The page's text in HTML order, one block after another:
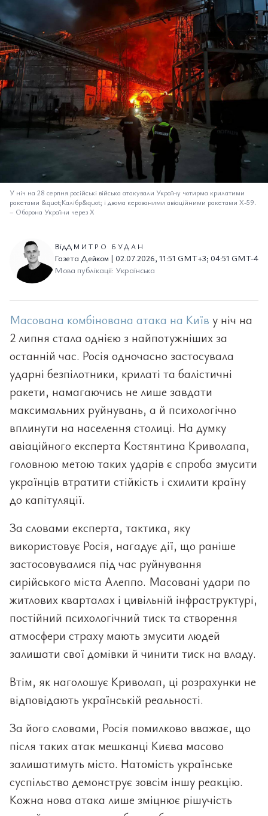
У ніч на 28 серпня російські війська атакували Україну чотирма крилатими
ракетами &quot;Калібр&quot; і двома керованими авіаційними ракетами Х-59.
– Оборона України через Х
ВідДМИТРО БУДАН
Газета Дейком | 02.07.2026, 11:51 GMT+3; 04:51 GMT-4
Мова публікації: Українська
Масована комбінована атака на Київ у ніч на
2 липня стала однією з найпотужніших за
останній час. Росія одночасно застосувала
ударні безпілотники, крилаті та балістичні
ракети, намагаючись не лише завдати
максимальних руйнувань, а й психологічно
вплинути на населення столиці. На думку
авіаційного експерта Костянтина Криволапа,
головною метою таких ударів є спроба змусити
українців втратити стійкість і схилити країну
до капітуляції.
За словами експерта, тактика, яку
використовує Росія, нагадує дії, що раніше
застосовувалися під час руйнування
сирійського міста Алеппо. Масовані удари по
житлових кварталах і цивільній інфраструктурі,
постійний психологічний тиск та створення
атмосфери страху мають змусити людей
залишати свої домівки й чинити тиск на владу.
Втім, як наголошує Криволап, ці розрахунки не
відповідають українській реальності.
За його словами, Росія помилково вважає, що
після таких атак мешканці Києва масово
залишатимуть місто. Натомість українське
суспільство демонструє зовсім іншу реакцію.
Кожна нова атака лише зміцнює рішучість